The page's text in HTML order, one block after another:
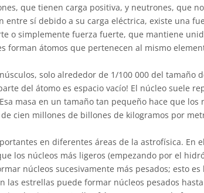
que tienen carga positiva, y neutrones, que
entre sí debido a su carga eléctrica, existe una
o simplemente fuerza fuerte, que mantiene
forman átomos que pertenecen al mismo
solo alrededor de 1/100 000 del tamaño
del átomo es espacio vacío! El núcleo suele
masa en un tamaño tan pequeño hace que los
cien millones de billones de kilogramos por
en diferentes áreas de la astrofísica. En
los núcleos más ligeros (empezando por el
núcleos sucesivamente más pesados; esto
las estrellas puede formar núcleos pesados